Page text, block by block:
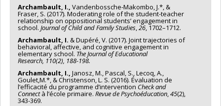
Archambault, I., Vandenbossche-Makombo, J.*, &
Fraser, S. (2017). Moderating role of the student-teacher
relationship on oppositional students’ engagement in
school. Journal of Child and Family Studies,26, 1702–1712.
Archambault, I. & Dupéré, V. (2017). Joint trajectories of
behavioral, affective, and cognitive engagement in
elementary school. The Journal ofEducational
Research, 110(2), 188-198.
Archambault, I., Janosz, M., Pascal, S., Lecoq, A.,
Goulet,M.*, & Christenson, L. S. (2016). Évaluation de
l’efficacité du programme d’intervention Check and
Connectà l’école primaire. Revue de Psychoéducation,45(2),
343-369.